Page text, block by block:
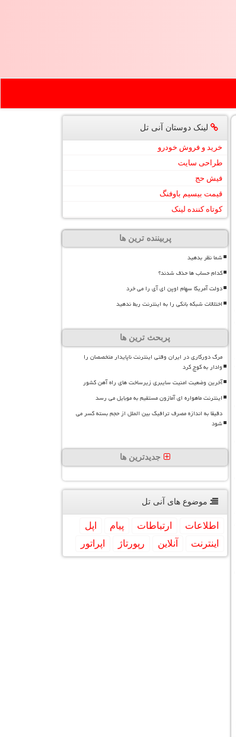
لینک دوستان آنی تل
خرید و فروش خودرو
طراحی سایت
فیش حج
قیمت بیسیم باوفنگ
کوتاه کننده لینک
پربیننده ترین ها
شما نظر بدهید
کدام حساب ها حذف شدند؟
دولت آمریکا سهام اوپن ای آی را می خرد
اختلالات شبکه بانکی را به اینترنت ربط ندهید
پربحث ترین ها
مرگ دورکاری در ایران وقتی اینترنت ناپایدار متخصصان را
وادار به کوچ کرد
آخرین وضعیت امنیت سایبری زیرساخت های راه آهن کشور
اینترنت ماهواره ای آمازون مستقیم به موبایل می رسد
دقیقا به اندازه مصرف ترافیک بین الملل از حجم بسته کسر می
شود
جدیدترین ها
موضوع های آنی تل
اطلاعات ارتباطات پیام
اپل
اینترنت
آنلاین رپورتاژ اپراتور